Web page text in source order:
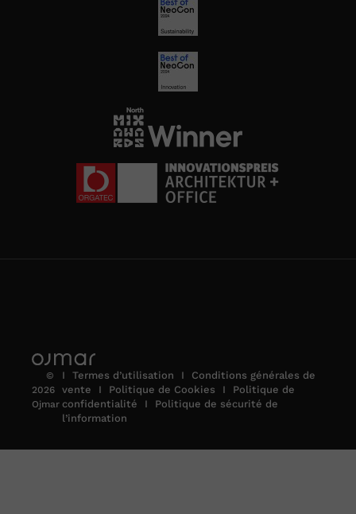
©
2026
Ojmar
I Termes d’utilisation I
Conditions générales de
vente
I Politique de Cookies I
Politique de
confidentialité
I
Politique de sécurité de
l’information